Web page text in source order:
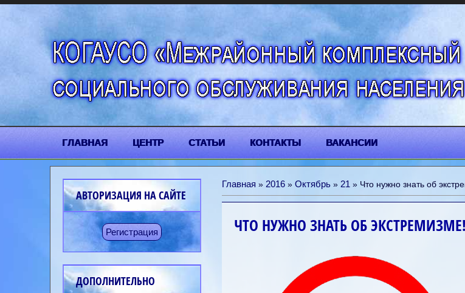
ГЛАВНАЯ ЦЕНТР СТАТЬИ КОНТАКТЫ ВАКАНСИИ
Главная » 2016 » Октябрь » 21 » Что нужно знать об
ЧТО НУЖНО ЗНАТЬ ОБ ЭКСТРЕМИЗМЕ!
АВТОРИЗАЦИЯ НА САЙТЕ
Регистрация
ДОПОЛНИТЕЛЬНО